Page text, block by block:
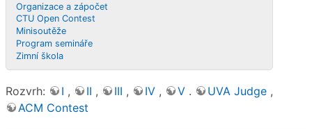
Organizace a zápočet
CTU Open Contest
Minisoutěže
Program semináře
Zimní škola
Rozvrh: I , II , III , IV , V . UVA Judge ,
ACM Contest